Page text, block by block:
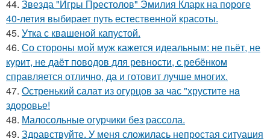
44. Звезда "Игры Престолов" Эмилия Кларк на пороге
40-летия выбирает путь естественной красоты.
45. Утка с квашеной капустой.
46. Со стороны мой муж кажется идеальным: не пьёт, не
курит, не даёт поводов для ревности, с ребёнком
справляется отлично, да и готовит лучше многих.
47. Остренький салат из огурцов за час "хрустите нa
здоровье!
48. Малосольные огурчики без рассола.
49. Здравствуйте. У меня сложилась непростая ситуация